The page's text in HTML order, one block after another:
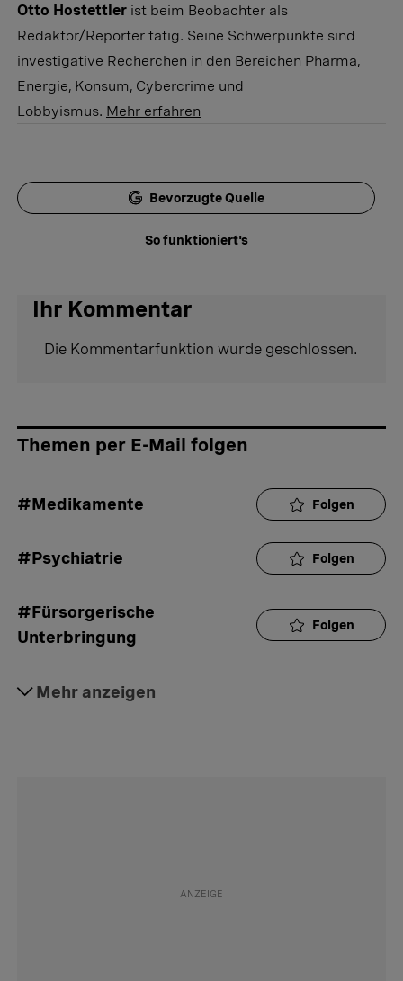
Otto Hostettler ist beim Beobachter als
Redaktor/Reporter tätig. Seine Schwerpunkte sind
investigative Recherchen in den Bereichen Pharma,
Energie, Konsum, Cybercrime und
Lobbyismus. Mehr erfahren
Bevorzugte Quelle
So funktioniert's
Ihr Kommentar
Die Kommentarfunktion wurde geschlossen.
Themen per E-Mail folgen
#Medikamente Folgen
#Psychiatrie Folgen
#Fürsorgerische
Unterbringung
Folgen
Mehr anzeigen
#Arzt